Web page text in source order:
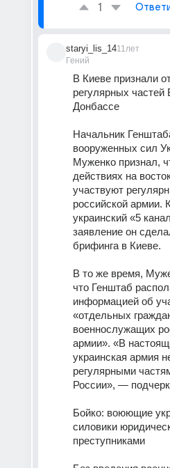
1
staryi_lis_14
Гений
11лет
В Киеве признали
регулярных
Донбассе
Начальник
вооруженных сил
Муженко признал,
действиях на
участвуют
российской армии.
украинский «5
заявление он
брифинга в Киеве.
В то же время,
что Генштаб
информацией об
«отдельных
военнослужащих
армии». «В
украинская армия
регулярными
России», —
Бойко: воюющие
силовики
преступниками